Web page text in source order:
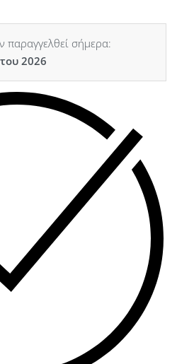
παραγγελθεί σήμερα:
2026